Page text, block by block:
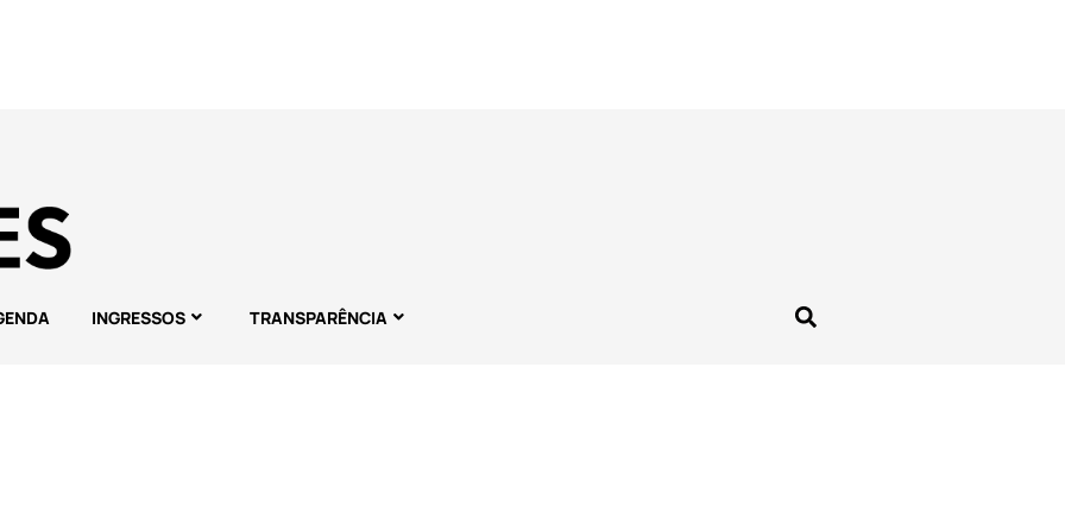
INGRESSOS TRANSPARÊNCIA